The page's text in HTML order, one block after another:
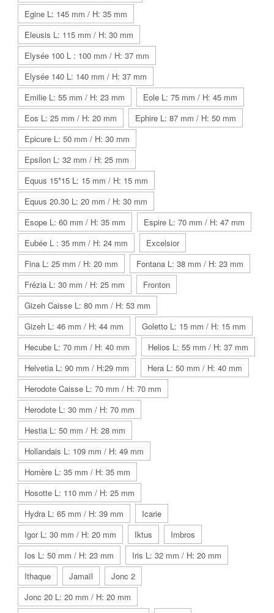
Egine L: 145 mm / H: 35 mm
Eleusis L: 115 mm / H: 30 mm
Elysée 100 L : 100 mm / H: 37 mm
Elysée 140 L: 140 mm / H: 37 mm
Emilie L: 55 mm / H: 23 mm
Eole L: 75 mm / H: 45 mm
Eos L: 25 mm / H: 20 mm
Ephire L: 87 mm / H: 50 mm
Epicure L: 50 mm / H: 30 mm
Epsilon L: 32 mm / H: 25 mm
Equus 15*15 L: 15 mm / H: 15 mm
Equus 20.30 L: 20 mm / H: 30 mm
Esope L: 60 mm / H: 35 mm
Espire L: 70 mm / H: 47 mm
Eubée L : 35 mm / H: 24 mm
Excelsior
Fina L: 25 mm / H: 20 mm
Fontana L: 38 mm / H: 23 mm
Frézia L: 30 mm / H: 25 mm
Fronton
Gizeh Caisse L: 80 mm / H: 53 mm
Gizeh L: 46 mm / H: 44 mm
Goletto L: 15 mm / H: 15 mm
Hecube L: 70 mm / H: 40 mm
Helios L: 55 mm / H: 37 mm
Helvetia L: 90 mm / H:29 mm
Hera L: 50 mm / H: 40 mm
Herodote Caisse L: 70 mm / H: 70 mm
Herodote L: 30 mm / H: 70 mm
Hestia L: 50 mm / H: 28 mm
Hollandais L: 109 mm / H: 49 mm
Homère L: 35 mm / H: 35 mm
Hosotte L: 110 mm / H: 25 mm
Hydra L: 65 mm / H: 39 mm
Icarie
Igor L: 30 mm / H: 20 mm
Iktus
Imbros
Ios L: 50 mm / H: 23 mm
Iris L: 32 mm / H: 20 mm
Ithaque
Jamaïl
Jonc 2
Jonc 20 L: 20 mm / H: 20 mm